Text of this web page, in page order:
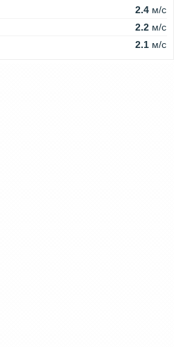
2.4 м/c
2.2 м/c
2.1 м/c